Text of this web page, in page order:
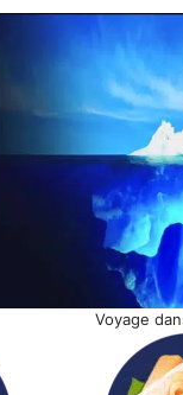
Voyage